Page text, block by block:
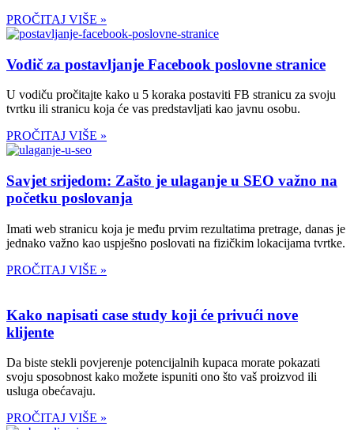
PROČITAJ VIŠE »
Vodič za postavljanje Facebook poslovne stranice
U vodiču pročitajte kako u 5 koraka postaviti FB stranicu za svoju
tvrtku ili stranicu koja će vas predstavljati kao javnu osobu.
PROČITAJ VIŠE »
Savjet srijedom: Zašto je ulaganje u SEO važno na
početku poslovanja
Imati web stranicu koja je među prvim rezultatima pretrage, danas je
jednako važno kao uspješno poslovati na fizičkim lokacijama tvrtke.
PROČITAJ VIŠE »
Kako napisati case study koji će privući nove
klijente
Da biste stekli povjerenje potencijalnih kupaca morate pokazati
svoju sposobnost kako možete ispuniti ono što vaš proizvod ili
usluga obećavaju.
PROČITAJ VIŠE »